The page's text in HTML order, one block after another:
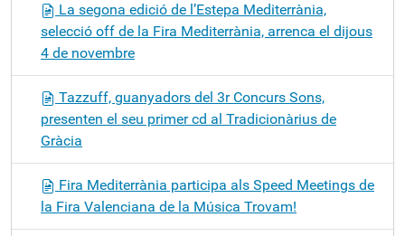
La segona edició de l’Estepa Mediterrània,
selecció off de la Fira Mediterrània, arrenca el dijous
4 de novembre
Tazzuff, guanyadors del 3r Concurs Sons,
presenten el seu primer cd al Tradicionàrius de
Gràcia
Fira Mediterrània participa als Speed Meetings de
la Fira Valenciana de la Música Trovam!